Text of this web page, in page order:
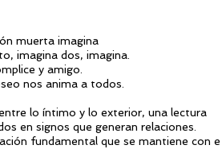
muerta imagina
imagina dos, imagina.
y amigo.
nos anima a todos.
lo íntimo y lo exterior, una lectura
en signos que generan relaciones.
fundamental que se mantiene con e